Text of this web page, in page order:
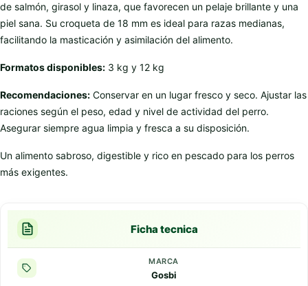
de salmón, girasol y linaza, que favorecen un pelaje brillante y una
piel sana. Su croqueta de 18 mm es ideal para razas medianas,
facilitando la masticación y asimilación del alimento.
Formatos disponibles: 3 kg y 12 kg
Recomendaciones: Conservar en un lugar fresco y seco. Ajustar las
raciones según el peso, edad y nivel de actividad del perro.
Asegurar siempre agua limpia y fresca a su disposición.
Un alimento sabroso, digestible y rico en pescado para los perros
más exigentes.
Ficha tecnica
MARCA
Gosbi